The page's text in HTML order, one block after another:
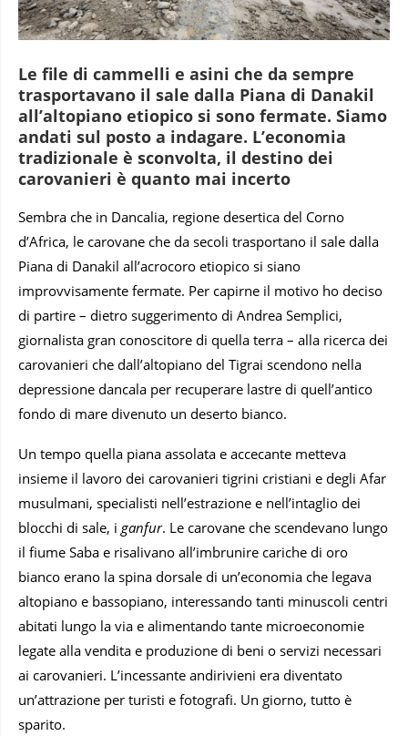
Le file di cammelli e asini che da sempre
trasportavano il sale dalla Piana di Danakil
all’altopiano etiopico si sono fermate. Siamo
andati sul posto a indagare. L’economia
tradizionale è sconvolta, il destino dei
carovanieri è quanto mai incerto
Sembra che in Dancalia, regione desertica del Corno
d’Africa, le carovane che da secoli trasportano il sale dalla
Piana di Danakil all’acrocoro etiopico si siano
improvvisamente fermate. Per capirne il motivo ho deciso
di partire – dietro suggerimento di Andrea Semplici,
giornalista gran conoscitore di quella terra – alla ricerca dei
carovanieri che dall’altopiano del Tigrai scendono nella
depressione dancala per recuperare lastre di quell’antico
fondo di mare divenuto un deserto bianco.
Un tempo quella piana assolata e accecante metteva
insieme il lavoro dei carovanieri tigrini cristiani e degli Afar
musulmani, specialisti nell’estrazione e nell’intaglio dei
blocchi di sale, i ganfur. Le carovane che scendevano lungo
il fiume Saba e risalivano all’imbrunire cariche di oro
bianco erano la spina dorsale di un’economia che legava
altopiano e bassopiano, interessando tanti minuscoli centri
abitati lungo la via e alimentando tante microeconomie
legate alla vendita e produzione di beni o servizi necessari
ai carovanieri. L’incessante andirivieni era diventato
un’attrazione per turisti e fotografi. Un giorno, tutto è
sparito.